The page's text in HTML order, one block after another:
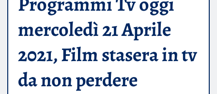
mercoledì 21 Aprile
2021, Film stasera in tv
da non perdere